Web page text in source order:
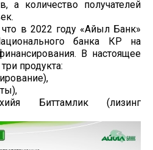
а количество получателей
что в 2022 году «Айыл Банк»
банка КР на
В настоящее
продукта:
Биттамлик (лизинг